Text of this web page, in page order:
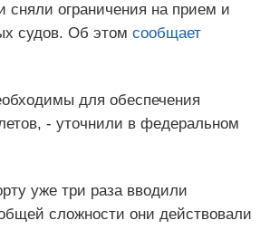
сняли ограничения на прием и
судов. Об этом сообщает
для обеспечения
- уточнили в федеральном
уже три раза вводили
сложности они действовали